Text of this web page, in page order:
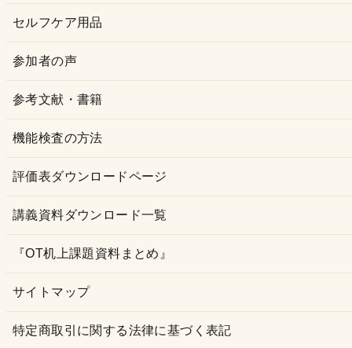
セルフケア用品
参加者の声
参考文献・書籍
機能検査の方法
評価表ダウンロードページ
講義資料ダウンロード一覧
『OT机上課題資料まとめ』
サイトマップ
特定商取引に関する法律に基づく表記